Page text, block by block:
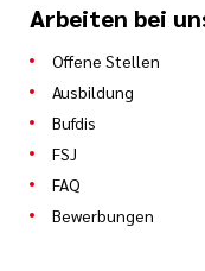
Arbeiten bei
Offene Stellen
Ausbildung
Bufdis
FSJ
FAQ
Bewerbungen